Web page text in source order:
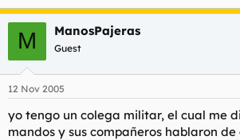
M ManosPajeras
Guest
12 Nov 2005
yo tengo un colega militar, el cual me
mandos y sus compañeros hablaron